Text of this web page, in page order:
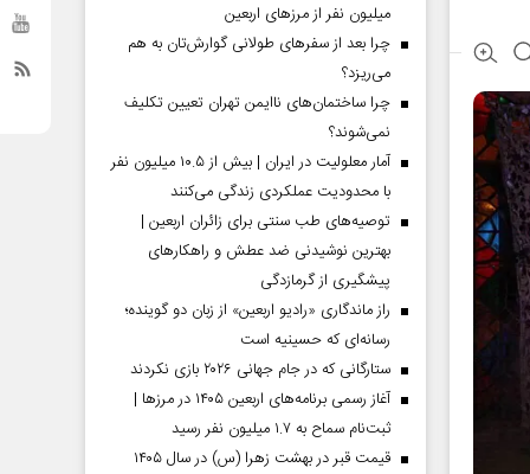
میلیون نفر از مرز‌های اربعین
چرا بعد از سفرهای طولانی گوارش‌تان به هم
می‌ریزد؟
چرا ساختمان‌های ناایمن تهران تعیین تکلیف
نمی‌شوند؟
آمار معلولیت در ایران | بیش از ۱۰.۵ میلیون نفر
با محدودیت عملکردی زندگی می‌کنند
توصیه‌های طب سنتی برای زائران اربعین |
بهترین نوشیدنی ضد عطش و راهکارهای
پیشگیری از گرمازدگی
راز ماندگاری «رادیو اربعین» از زبان دو گوینده؛
رسانه‌ای که حسینیه است
ستارگانی که در جام جهانی ۲۰۲۶ بازی نکردند
آغاز رسمی برنامه‌های اربعین ۱۴۰۵ در مرز‌ها |
ثبت‌نام سماح به ۱.۷ میلیون نفر رسید
قیمت قبر در بهشت زهرا (س) در سال ۱۴۰۵